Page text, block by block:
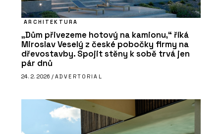
ARCHITEKTURA
„Dům přivezeme hotový na kamionu,“ říká
Miroslav Veselý z české pobočky firmy na
dřevostavby. Spojit stěny k sobě trvá jen
pár dnů
24. 2. 2026 / ADVERTORIAL